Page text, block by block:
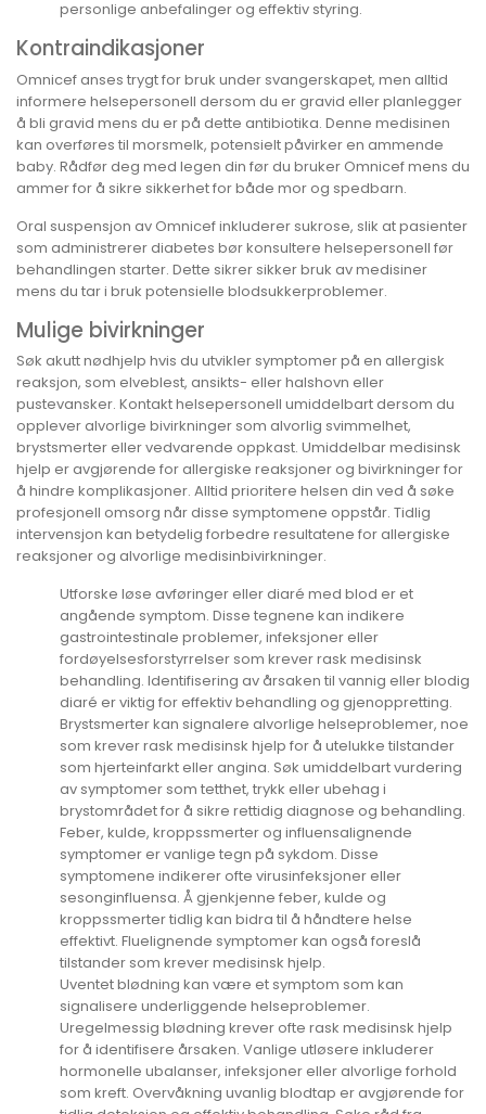
personlige anbefalinger og effektiv styring.
Kontraindikasjoner
Omnicef anses trygt for bruk under svangerskapet, men alltid
informere helsepersonell dersom du er gravid eller planlegger
å bli gravid mens du er på dette antibiotika. Denne medisinen
kan overføres til morsmelk, potensielt påvirker en ammende
baby. Rådfør deg med legen din før du bruker Omnicef mens du
ammer for å sikre sikkerhet for både mor og spedbarn.
Oral suspensjon av Omnicef inkluderer sukrose, slik at pasienter
som administrerer diabetes bør konsultere helsepersonell før
behandlingen starter. Dette sikrer sikker bruk av medisiner
mens du tar i bruk potensielle blodsukkerproblemer.
Mulige bivirkninger
Søk akutt nødhjelp hvis du utvikler symptomer på en allergisk
reaksjon, som elveblest, ansikts- eller halshovn eller
pustevansker. Kontakt helsepersonell umiddelbart dersom du
opplever alvorlige bivirkninger som alvorlig svimmelhet,
brystsmerter eller vedvarende oppkast. Umiddelbar medisinsk
hjelp er avgjørende for allergiske reaksjoner og bivirkninger for
å hindre komplikasjoner. Alltid prioritere helsen din ved å søke
profesjonell omsorg når disse symptomene oppstår. Tidlig
intervensjon kan betydelig forbedre resultatene for allergiske
reaksjoner og alvorlige medisinbivirkninger.
Utforske løse avføringer eller diaré med blod er et
angående symptom. Disse tegnene kan indikere
gastrointestinale problemer, infeksjoner eller
fordøyelsesforstyrrelser som krever rask medisinsk
behandling. Identifisering av årsaken til vannig eller blodig
diaré er viktig for effektiv behandling og gjenoppretting.
Brystsmerter kan signalere alvorlige helseproblemer, noe
som krever rask medisinsk hjelp for å utelukke tilstander
som hjerteinfarkt eller angina. Søk umiddelbart vurdering
av symptomer som tetthet, trykk eller ubehag i
brystområdet for å sikre rettidig diagnose og behandling.
Feber, kulde, kroppssmerter og influensalignende
symptomer er vanlige tegn på sykdom. Disse
symptomene indikerer ofte virusinfeksjoner eller
sesonginfluensa. Å gjenkjenne feber, kulde og
kroppssmerter tidlig kan bidra til å håndtere helse
effektivt. Fluelignende symptomer kan også foreslå
tilstander som krever medisinsk hjelp.
Uventet blødning kan være et symptom som kan
signalisere underliggende helseproblemer.
Uregelmessig blødning krever ofte rask medisinsk hjelp
for å identifisere årsaken. Vanlige utløsere inkluderer
hormonelle ubalanser, infeksjoner eller alvorlige forhold
som kreft. Overvåkning uvanlig blodtap er avgjørende for